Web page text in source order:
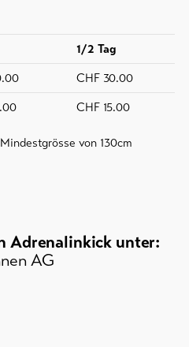
1/2 Tag
CHF 30.00
CHF 15.00
von 130cm
Adrenalinkick unter:
AG